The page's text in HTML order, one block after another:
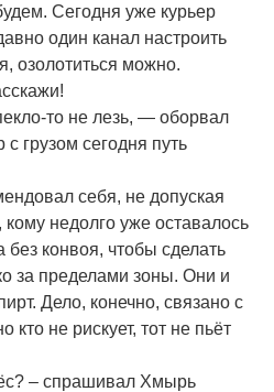
Сегодня уже курьер
один канал настроить
озолотиться можно.
то не лезь, — оборвал
с грузом сегодня путь
себя, не допуская
недолго уже оставалось
без конвоя, чтобы сделать
за пределами зоны. Они и
Дело, конечно, связано с
не рискует, тот не пьёт
– спрашивал Хмырь